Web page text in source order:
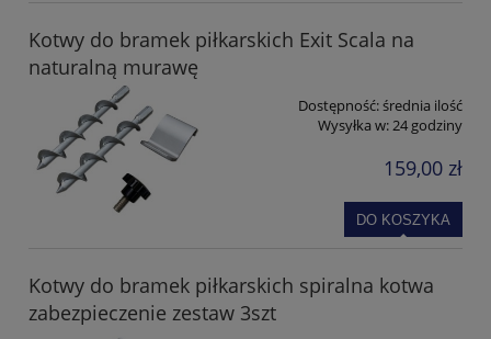
Kotwy do bramek piłkarskich Exit Scala na
naturalną murawę
Dostępność:średnia ilość
Wysyłka w:24 godziny
159,00 zł
DO KOSZYKA
Kotwy do bramek piłkarskich spiralna kotwa
zabezpieczenie zestaw 3szt